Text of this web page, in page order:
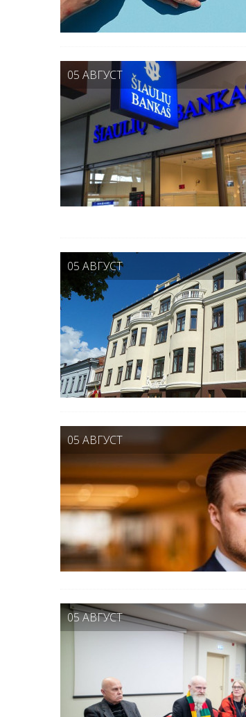
05 АВГУСТ
05 АВГУСТ
05 АВГУСТ
05 АВГУСТ